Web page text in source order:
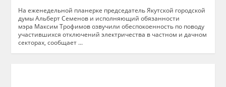
На еженедельной планерке председатель Якутской городской
думы Альберт Семенов и исполняющий обязанности
мэра Максим Трофимов озвучили обеспокоенность по поводу
участившихся отключений электричества в частном и дачном
секторах, сообщает ...